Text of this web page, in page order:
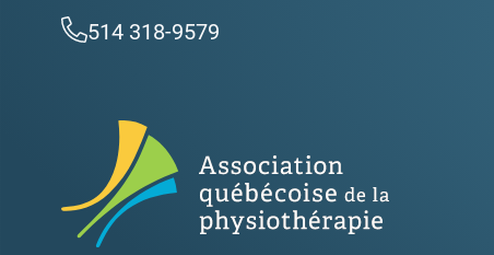
514 318-9579